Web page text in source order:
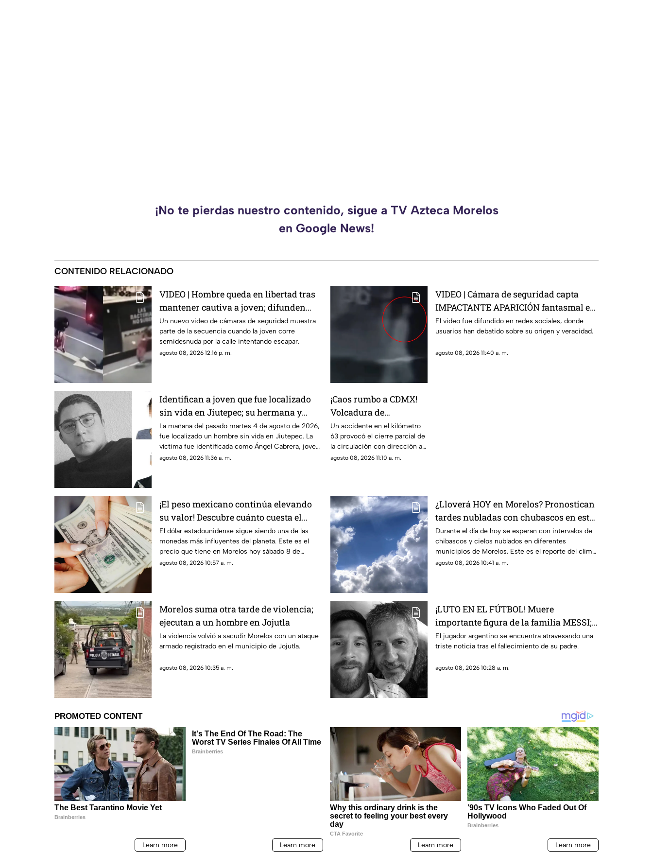
¡No te pierdas nuestro contenido, sigue a TV Azteca Morelos
en Google News!
CONTENIDO RELACIONADO
VIDEO | Hombre queda en libertad tras
mantener cautiva a joven; difunden
momento en que víctima escapa
Un nuevo video de cámaras de seguridad muestra
parte de la secuencia cuando la joven corre
semidesnuda por la calle intentando escapar.
agosto 08, 2026 12:16 p. m.
VIDEO | Cámara de seguridad capta
IMPACTANTE APARICIÓN fantasmal en
estacionamiento de residencial
El video fue difundido en redes sociales, donde
usuarios han debatido sobre su origen y veracidad.
agosto 08, 2026 11:40 a. m.
Identifican a joven que fue localizado
sin vida en Jiutepec; su hermana y
cuñado serían los presuntos
responsables del asesinato
La mañana del pasado martes 4 de agosto de 2026,
fue localizado un hombre sin vida en Jiutepec. La
víctima fue identificada como Ángel Cabrera, joven
desaparecido en Cuernavaca.
agosto 08, 2026 11:36 a. m.
¡Caos rumbo a CDMX!
Volcadura de
camioneta provoca
cierre parcial en la
México-Cuernavaca
Un accidente en el kilómetro
63 provocó el cierre parcial de
la circulación con dirección a
la Ciudad de México.
agosto 08, 2026 11:10 a. m.
¡El peso mexicano continúa elevando
su valor! Descubre cuánto cuesta el
dólar en Morelos HOY
El dólar estadounidense sigue siendo una de las
monedas más influyentes del planeta. Este es el
precio que tiene en Morelos hoy sábado 8 de
agosto de 2026.
agosto 08, 2026 10:57 a. m.
¿Lloverá HOY en Morelos? Pronostican
tardes nubladas con chubascos en estos
municipios
Durante el día de hoy se esperan con intervalos de
chibascos y cielos nublados en diferentes
municipios de Morelos. Este es el reporte del clima
del sábado 8 de agosto de 2026.
agosto 08, 2026 10:41 a. m.
Morelos suma otra tarde de violencia;
ejecutan a un hombre en Jojutla
La violencia volvió a sacudir Morelos con un ataque
armado registrado en el municipio de Jojutla.
agosto 08, 2026 10:35 a. m.
¡LUTO EN EL FÚTBOL! Muere
importante figura de la familia MESSI;
así dieron a conocer la noticia
El jugador argentino se encuentra atravesando una
triste noticia tras el fallecimiento de su padre.
agosto 08, 2026 10:28 a. m.